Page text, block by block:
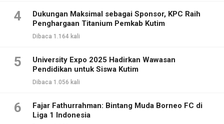
4
Dukungan Maksimal sebagai Sponsor, KPC Raih
Penghargaan Titanium Pemkab Kutim
Dibaca 1.164 kali
5
University Expo 2025 Hadirkan Wawasan
Pendidikan untuk Siswa Kutim
Dibaca 1.056 kali
6
Fajar Fathurrahman: Bintang Muda Borneo FC di
Liga 1 Indonesia